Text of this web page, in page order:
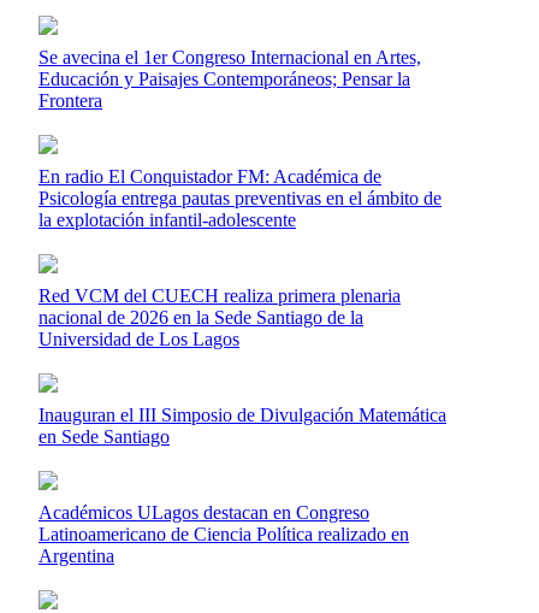
Se avecina el 1er Congreso Internacional en Artes,
Educación y Paisajes Contemporáneos; Pensar la
Frontera
En radio El Conquistador FM: Académica de
Psicología entrega pautas preventivas en el ámbito de
la explotación infantil-adolescente
Red VCM del CUECH realiza primera plenaria
nacional de 2026 en la Sede Santiago de la
Universidad de Los Lagos
Inauguran el III Simposio de Divulgación Matemática
en Sede Santiago
Académicos ULagos destacan en Congreso
Latinoamericano de Ciencia Política realizado en
Argentina